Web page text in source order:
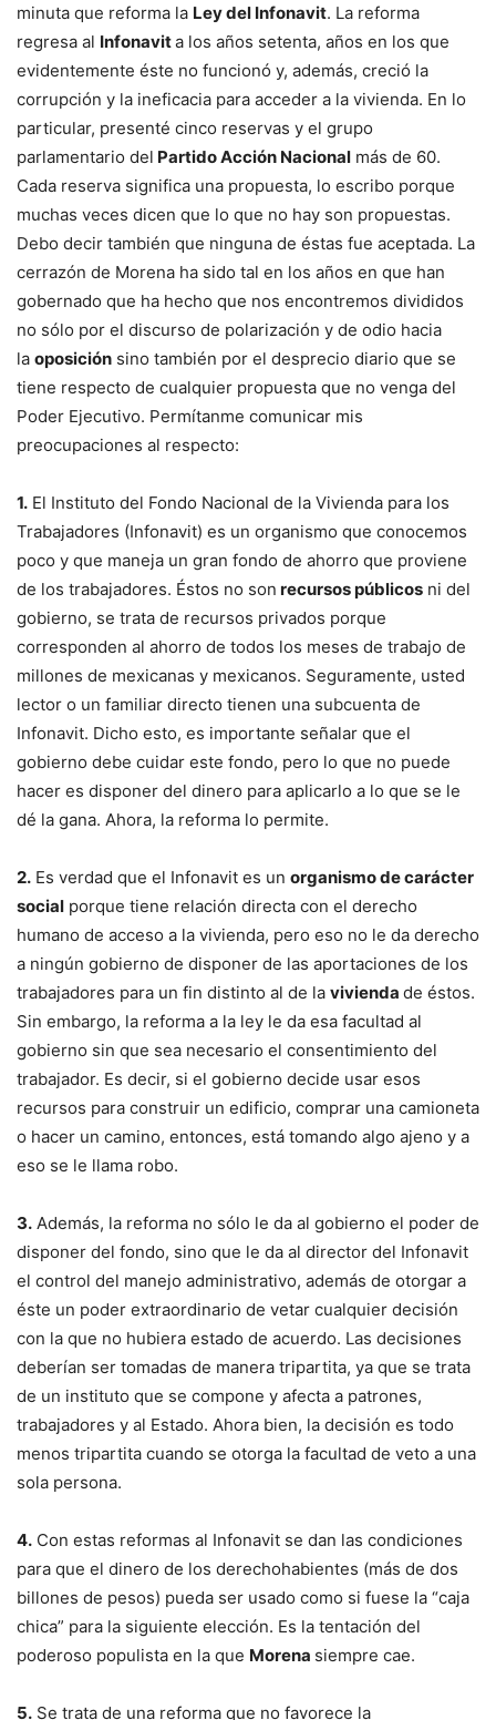
minuta que reforma la Ley del Infonavit. La reforma
regresa al Infonavita los años setenta, años en los que
evidentemente éste no funcionó y, además, creció la
corrupción y la ineficacia para acceder a la vivienda. En lo
particular, presenté cinco reservas y el grupo
parlamentario del Partido Acción Nacional más de 60.
Cada reserva significa una propuesta, lo escribo porque
muchas veces dicen que lo que no hay son propuestas.
Debo decir también que ninguna de éstas fue aceptada. La
cerrazón de Morena ha sido tal en los años en que han
gobernado que ha hecho que nos encontremos divididos
no sólo por el discurso de polarización y de odio hacia
la oposición sino también por el desprecio diario que se
tiene respecto de cualquier propuesta que no venga del
Poder Ejecutivo. Permítanme comunicar mis
preocupaciones al respecto:
1. El Instituto del Fondo Nacional de la Vivienda para los
Trabajadores (Infonavit) es un organismo que conocemos
poco y que maneja un gran fondo de ahorro que proviene
de los trabajadores. Éstos no son recursos públicos ni del
gobierno, se trata de recursos privados porque
corresponden al ahorro de todos los meses de trabajo de
millones de mexicanas y mexicanos. Seguramente, usted
lector o un familiar directo tienen una subcuenta de
Infonavit. Dicho esto, es importante señalar que el
gobierno debe cuidar este fondo, pero lo que no puede
hacer es disponer del dinero para aplicarlo a lo que se le
dé la gana. Ahora, la reforma lo permite.
2. Es verdad que el Infonavit es un organismo de carácter
social porque tiene relación directa con el derecho
humano de acceso a la vivienda, pero eso no le da derecho
a ningún gobierno de disponer de las aportaciones de los
trabajadores para un fin distinto al de la vivienda de éstos.
Sin embargo, la reforma a la ley le da esa facultad al
gobierno sin que sea necesario el consentimiento del
trabajador. Es decir, si el gobierno decide usar esos
recursos para construir un edificio, comprar una camioneta
o hacer un camino, entonces, está tomando algo ajeno y a
eso se le llama robo.
3. Además, la reforma no sólo le da al gobierno el poder de
disponer del fondo, sino que le da al director del Infonavit
el control del manejo administrativo, además de otorgar a
éste un poder extraordinario de vetar cualquier decisión
con la que no hubiera estado de acuerdo. Las decisiones
deberían ser tomadas de manera tripartita, ya que se trata
de un instituto que se compone y afecta a patrones,
trabajadores y al Estado. Ahora bien, la decisión es todo
menos tripartita cuando se otorga la facultad de veto a una
sola persona.
4. Con estas reformas al Infonavit se dan las condiciones
para que el dinero de los derechohabientes (más de dos
billones de pesos) pueda ser usado como si fuese la “caja
chica” para la siguiente elección. Es la tentación del
poderoso populista en la que Morena siempre cae.
5. Se trata de una reforma que no favorece la